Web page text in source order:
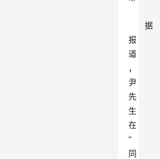
据
报
道
，
尹
先
生
在
“
同